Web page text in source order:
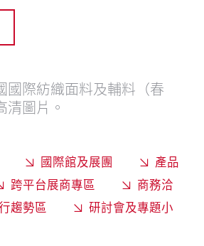
國際紡織面料及輔料（春
清圖片。
國際館及展團
產品
跨平台展商專區
商務洽
趨勢區
研討會及專題小